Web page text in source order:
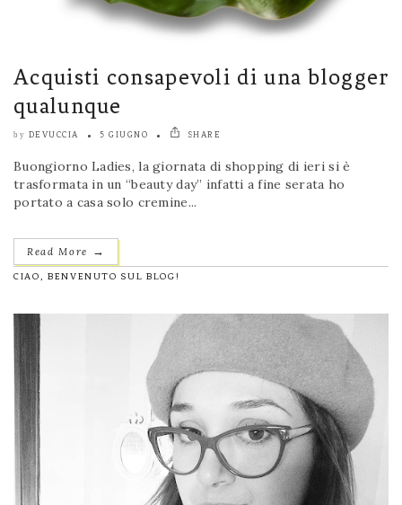
Acquisti consapevoli di una blogger
qualunque
by DEVUCCIA 5 GIUGNO SHARE
Buongiorno Ladies, la giornata di shopping di ieri si è
trasformata in un “beauty day” infatti a fine serata ho
portato a casa solo cremine...
Read More →
CIAO, BENVENUTO SUL BLOG!